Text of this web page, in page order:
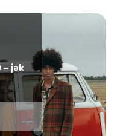
– jak